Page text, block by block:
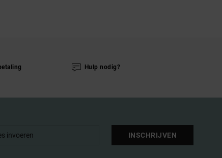
Hulp nodig?
INSCHRIJVEN